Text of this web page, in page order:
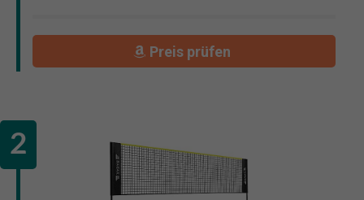
Preis prüfen